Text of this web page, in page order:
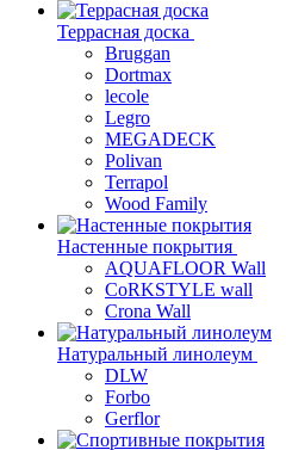
Террасная доска
Bruggan
Dortmax
lecole
Legro
MEGADECK
Polivan
Terrapol
Wood Family
Настенные покрытия
AQUAFLOOR Wall
CoRKSTYLE wall
Crona Wall
Натуральный линолеум
DLW
Forbo
Gerflor